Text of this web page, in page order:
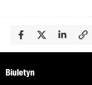
Biuletyn